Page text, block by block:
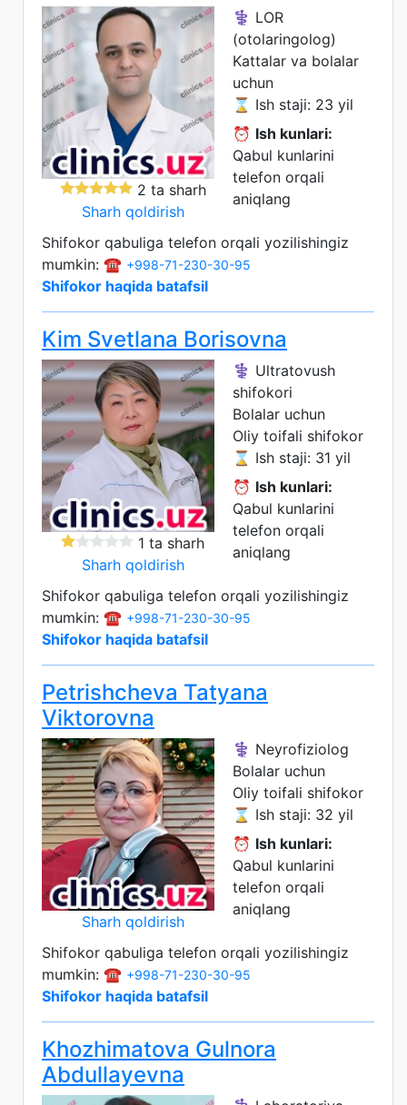
2 ta sharh
Sharh qoldirish
⚕️ LOR
(otolaringolog)
Kattalar va bolalar
uchun
⌛ Ish staji: 23 yil
⏰ Ish kunlari:
Qabul kunlarini
telefon orqali
aniqlang
Shifokor qabuliga telefon orqali yozilishingiz
mumkin: ☎️ +998-71-230-30-95
Shifokor haqida batafsil
Kim Svetlana Borisovna
1 ta sharh
Sharh qoldirish
⚕️ Ultratovush
shifokori
Bolalar uchun
Oliy toifali shifokor
⌛ Ish staji: 31 yil
⏰ Ish kunlari:
Qabul kunlarini
telefon orqali
aniqlang
Shifokor qabuliga telefon orqali yozilishingiz
mumkin: ☎️ +998-71-230-30-95
Shifokor haqida batafsil
Petrishcheva Tatyana
Viktorovna
Sharh qoldirish
⚕️ Neyrofiziolog
Bolalar uchun
Oliy toifali shifokor
⌛ Ish staji: 32 yil
⏰ Ish kunlari:
Qabul kunlarini
telefon orqali
aniqlang
Shifokor qabuliga telefon orqali yozilishingiz
mumkin: ☎️ +998-71-230-30-95
Shifokor haqida batafsil
Khozhimatova Gulnora
Abdullayevna